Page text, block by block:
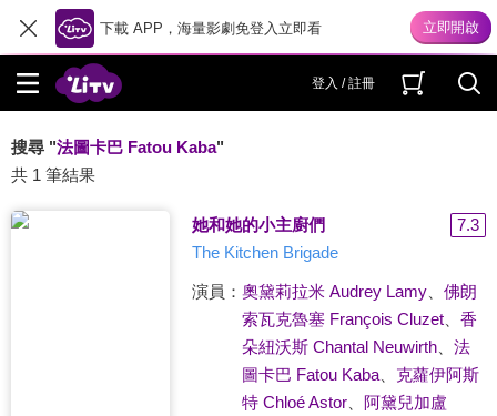
下載 APP，海量影劇免登入立即看
登入 / 註冊
搜尋 "法圖卡巴 Fatou Kaba"
共 1 筆結果
她和她的小主廚們
7.3
The Kitchen Brigade
演員： 奧黛莉拉米 Audrey Lamy、 佛朗
索瓦克魯塞 François Cluzet、 香
朵紐沃斯 Chantal Neuwirth、 法
圖卡巴 Fatou Kaba、 克蘿伊阿斯
特 Chloé Astor、 阿黛兒加盧